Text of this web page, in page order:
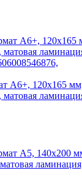
А6+, 120х165
матовая